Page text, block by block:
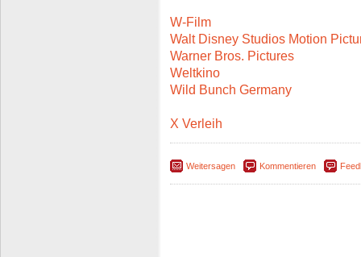
W-Film
Walt Disney Studios Motion
Warner Bros. Pictures
Weltkino
Wild Bunch Germany
X Verleih
Weitersagen Kommentieren